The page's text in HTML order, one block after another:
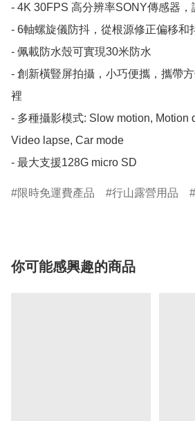
- 4K 30FPS 高分辨率SONY傳感器
- 6軸螺旋儀防抖，從根源修正偏移和
- 佩載防水殼可實現30米防水
- 創新橫豎屏拍攝，小巧便攜，攜帶
裡
- 多種攝影模式: Slow motion, Motion
Video lapse, Car mode
- 最大支援128G micro SD
限時免運費產品 行山露營用品
你可能感興趣的商品